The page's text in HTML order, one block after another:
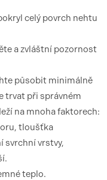
celý povrch nehtu
a zvláštní pozornost
působit minimálně
trvat při správném
na mnoha faktorech:
tloušťka
svrchní vrstvy,
teplo.